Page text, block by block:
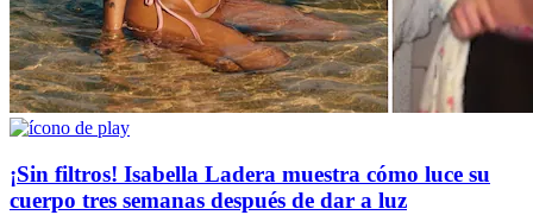
¡Sin filtros! Isabella Ladera muestra cómo luce su
cuerpo tres semanas después de dar a luz